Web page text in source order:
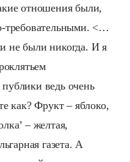
отношения были,
требовательными. <…
не были никогда. И я
ведь очень
как? Фрукт – яблоко,
– желтая,
газета. А